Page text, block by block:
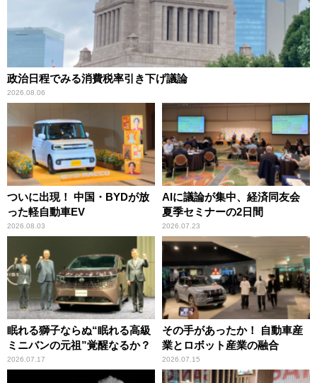
政治日程でみる消費税率引き下げ議論
2026.08.06
ついに出現！ 中国・BYDが放
った軽自動車EV
2026.08.03
AIに議論が集中、経済同友会
夏季セミナーの2日間
2026.07.23
眠れる獅子ならぬ“眠れる高級
ミニバンの元祖”覚醒なるか？
2026.07.17
その手があったか！ 自動車産
業とロボット産業の融合
2026.07.15